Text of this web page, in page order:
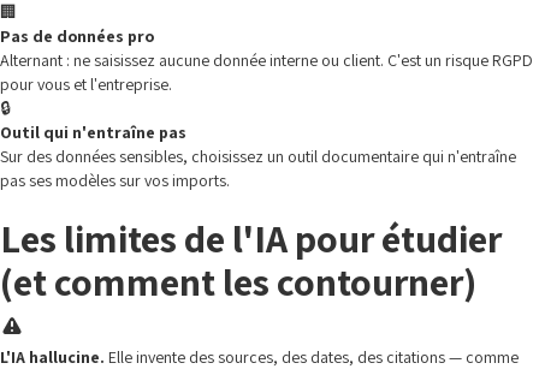
🏢
Pas de données pro
Alternant : ne saisissez aucune donnée interne ou client. C'est un risque RGPD
pour vous et l'entreprise.
🔒
Outil qui n'entraîne pas
Sur des données sensibles, choisissez un outil documentaire qui n'entraîne
pas ses modèles sur vos imports.
Les limites de l'IA pour étudier
(et comment les contourner)
L'IA hallucine. Elle invente des sources, des dates, des citations — comme